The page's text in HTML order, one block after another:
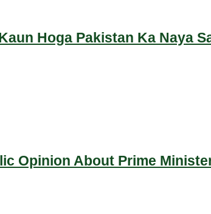
Hoga Pakistan Ka Naya
Opinion About Prime